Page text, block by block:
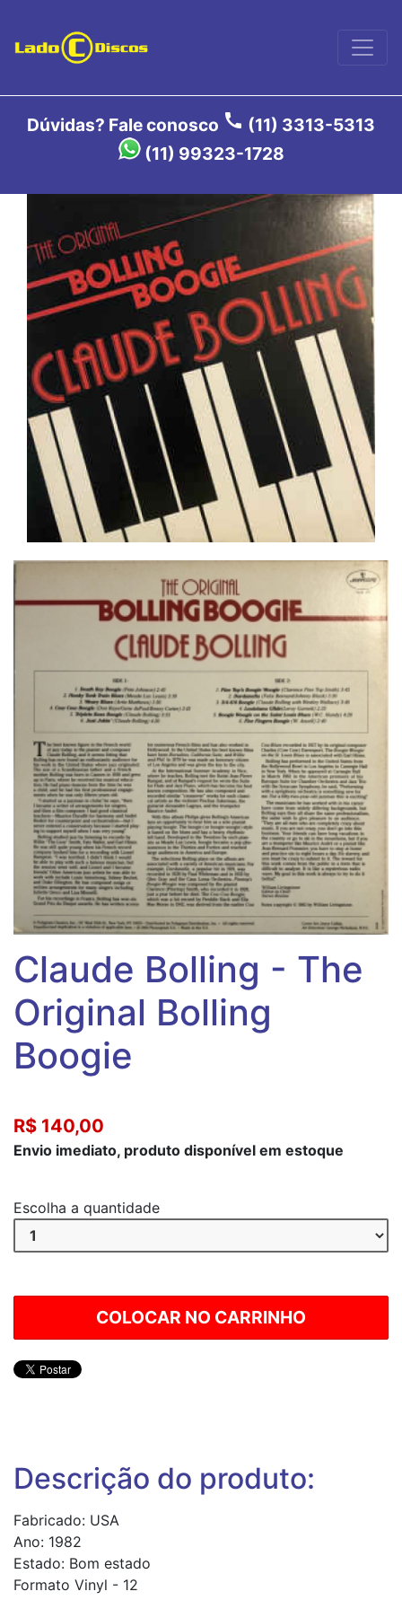
Dúvidas? Fale conosco call (11) 3313-5313
(11) 99323-1728
Claude Bolling - The
Original Bolling
Boogie
R$ 140,00
Envio imediato, produto disponível em estoque
Escolha a quantidade
Descrição do produto:
Fabricado: USA
Ano: 1982
Estado: Bom estado
Formato Vinyl - 12